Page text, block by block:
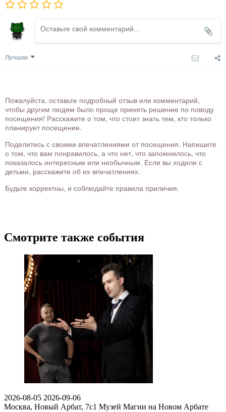
Лучшие
Пожалуйста, оставьте подробный отзыв или комментарий,
чтобы другим людям было проще принять решение по поводу
посещения! Расскажите о том, что стоит знать тем, кто только
планирует посещение.
Поделитесь с своими впечатлениями от посещения. Напишите
о том, что вам понравилось, а что нет, что запомнилось, что
показалось интересным или необычным. Если вы ходили с
детьми, расскажите об их впечатлениях.
Будьте корректны, и соблюдайте правила приличия.
Смотрите также события
2026-08-05 2026-09-06
Москва, Новый Арбат, 7с1 Музей Магии на Новом Арбате